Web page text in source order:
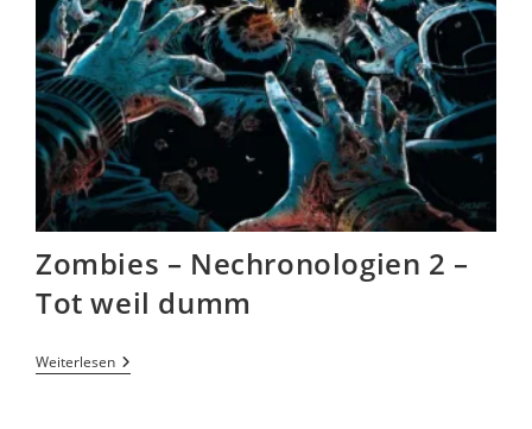
Zombies – Nechronologien 2 –
Tot weil dumm
Weiterlesen